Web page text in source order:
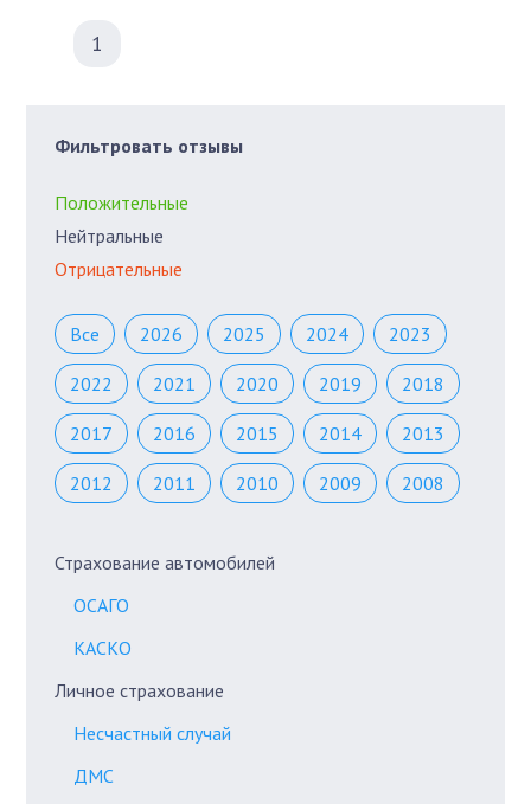
1
Фильтровать отзывы
Положительные
Нейтральные
Отрицательные
Все 2026 2025 2024 2023
2022 2021 2020 2019 2018
2017 2016 2015 2014 2013
2012 2011 2010 2009 2008
Страхование автомобилей
ОСАГО
КАСКО
Личное страхование
Несчастный случай
ДМС